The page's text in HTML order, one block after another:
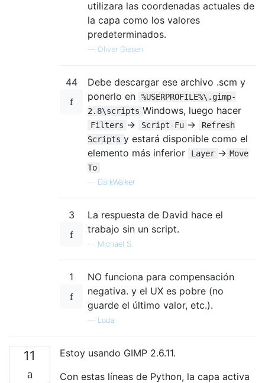
utilizara las coordenadas actuales de
la capa como los valores
predeterminados.
— Oliver Giesen
44
Debe descargar ese archivo .scm y
ponerlo en
%USERPROFILE%\.gimp-
2.8\scripts Windows, luego hacer
Filters -> Script-Fu ->
Refresh
Scripts y estará disponible como el
elemento más inferior
Layer -> Move
To
— DarkWalker
3
La respuesta de David hace el
trabajo sin un script.
— Michael S.
1
NO funciona para compensación
negativa. y el UX es pobre (no
guarde el último valor, etc.).
— Loda
11
Estoy usando GIMP 2.6.11.
Con estas líneas de Python, la capa activa